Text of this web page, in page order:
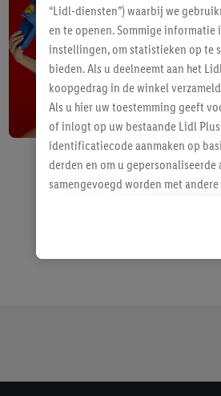
USPs van Lidl.be
“Lidl-diensten”) waarbij we
en te openen. Sommige
instellingen, om statistieken op te
bieden. Als u deelneemt aan het
koopgedrag in de winkel
Als u hier uw toestemming geeft
of inlogt op uw bestaande Lidl
identificatiecode aanmaken op
derden en om u
samengevoegd worden met
Als u hiermee akkoord gaat,
u interesse hebt getoond
niet te kopen), ook op
Onder “Aanpassen” kunt u
Door op “weigeren” te klikken,
“aanvaarden” te klikken, stemt u